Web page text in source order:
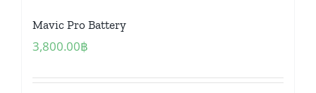
Mavic Pro Battery
3,800.00฿